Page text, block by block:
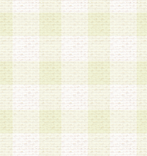
行ってはならないものと
ンＩＤおよびパスワード
パスワードの管理
本サイト内にて本サービ
づき当社から付与された
とします。